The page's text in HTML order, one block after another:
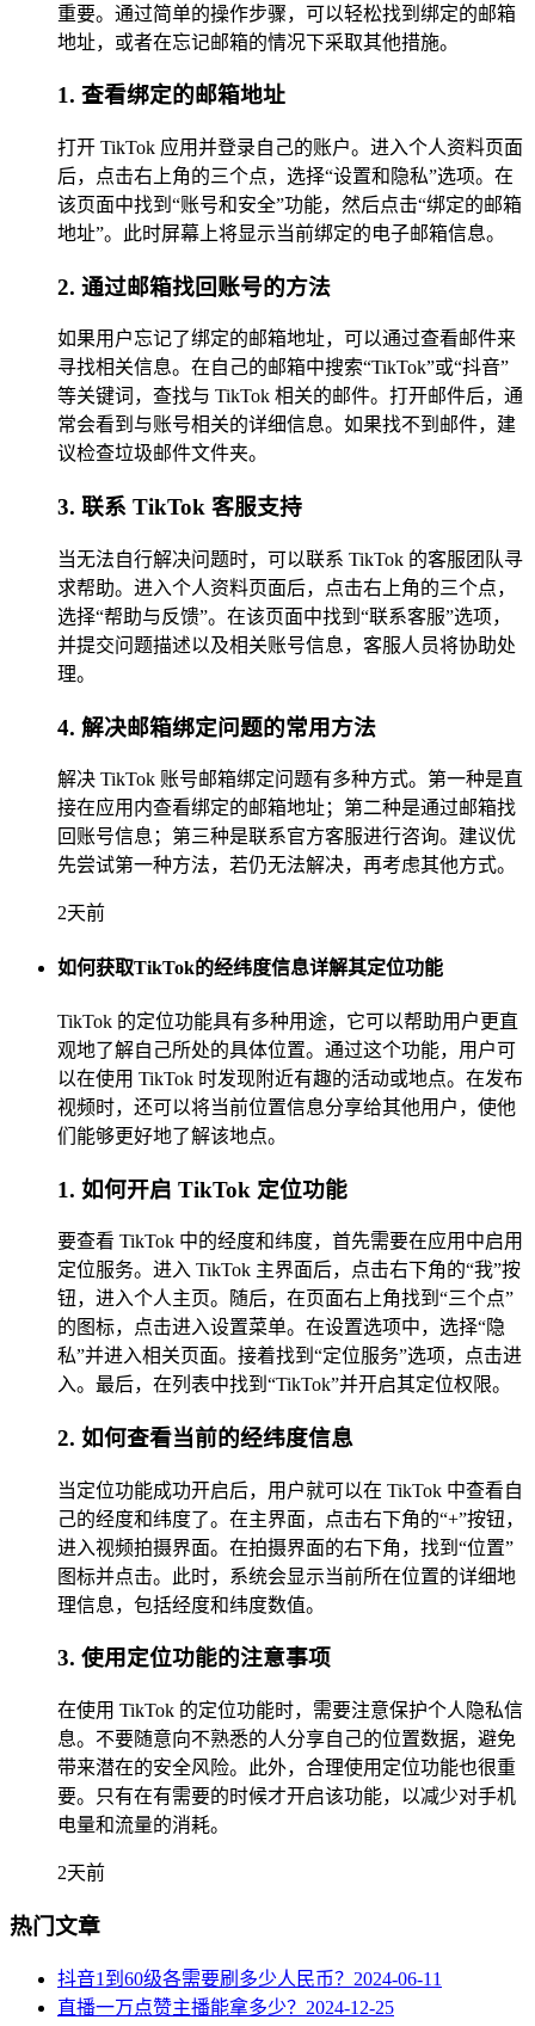
重要。通过简单的操作步骤，可以轻松找到绑定的邮箱
地址，或者在忘记邮箱的情况下采取其他措施。
1. 查看绑定的邮箱地址
打开 TikTok 应用并登录自己的账户。进入个人资料页面
后，点击右上角的三个点，选择“设置和隐私”选项。在
该页面中找到“账号和安全”功能，然后点击“绑定的邮箱
地址”。此时屏幕上将显示当前绑定的电子邮箱信息。
2. 通过邮箱找回账号的方法
如果用户忘记了绑定的邮箱地址，可以通过查看邮件来
寻找相关信息。在自己的邮箱中搜索“TikTok”或“抖音”
等关键词，查找与 TikTok 相关的邮件。打开邮件后，通
常会看到与账号相关的详细信息。如果找不到邮件，建
议检查垃圾邮件文件夹。
3. 联系 TikTok 客服支持
当无法自行解决问题时，可以联系 TikTok 的客服团队寻
求帮助。进入个人资料页面后，点击右上角的三个点，
选择“帮助与反馈”。在该页面中找到“联系客服”选项，
并提交问题描述以及相关账号信息，客服人员将协助处
理。
4. 解决邮箱绑定问题的常用方法
解决 TikTok 账号邮箱绑定问题有多种方式。第一种是直
接在应用内查看绑定的邮箱地址；第二种是通过邮箱找
回账号信息；第三种是联系官方客服进行咨询。建议优
先尝试第一种方法，若仍无法解决，再考虑其他方式。
2天前
如何获取TikTok的经纬度信息详解其定位功能
TikTok 的定位功能具有多种用途，它可以帮助用户更直
观地了解自己所处的具体位置。通过这个功能，用户可
以在使用 TikTok 时发现附近有趣的活动或地点。在发布
视频时，还可以将当前位置信息分享给其他用户，使他
们能够更好地了解该地点。
1. 如何开启 TikTok 定位功能
要查看 TikTok 中的经度和纬度，首先需要在应用中启用
定位服务。进入 TikTok 主界面后，点击右下角的“我”按
钮，进入个人主页。随后，在页面右上角找到“三个点”
的图标，点击进入设置菜单。在设置选项中，选择“隐
私”并进入相关页面。接着找到“定位服务”选项，点击进
入。最后，在列表中找到“TikTok”并开启其定位权限。
2. 如何查看当前的经纬度信息
当定位功能成功开启后，用户就可以在 TikTok 中查看自
己的经度和纬度了。在主界面，点击右下角的“+”按钮，
进入视频拍摄界面。在拍摄界面的右下角，找到“位置”
图标并点击。此时，系统会显示当前所在位置的详细地
理信息，包括经度和纬度数值。
3. 使用定位功能的注意事项
在使用 TikTok 的定位功能时，需要注意保护个人隐私信
息。不要随意向不熟悉的人分享自己的位置数据，避免
带来潜在的安全风险。此外，合理使用定位功能也很重
要。只有在有需要的时候才开启该功能，以减少对手机
电量和流量的消耗。
2天前
热门文章
抖音1到60级各需要刷多少人民币？ 2024-06-11
直播一万点赞主播能拿多少？ 2024-12-25